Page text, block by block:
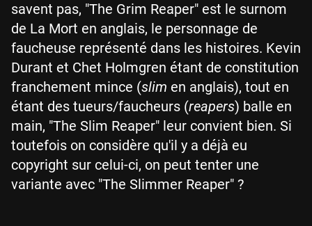
savent pas, "The Grim Reaper" est le surnom
de La Mort en anglais, le personnage de
faucheuse représenté dans les histoires. Kevin
Durant et Chet Holmgren étant de constitution
franchement mince (slim en anglais), tout en
étant des tueurs/faucheurs (reapers) balle en
main, "The Slim Reaper" leur convient bien. Si
toutefois on considère qu'il y a déjà eu
copyright sur celui-ci, on peut tenter une
variante avec "The Slimmer Reaper" ?